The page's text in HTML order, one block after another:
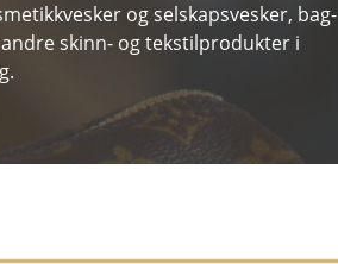
og selskapsvesker, bag-
skinn- og tekstilprodukter i